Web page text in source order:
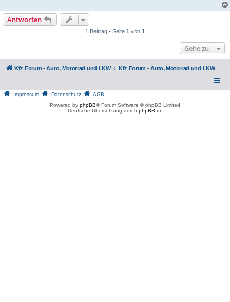
Antworten
1 Beitrag • Seite 1 von 1
Gehe zu
Kfz Forum - Auto, Motorrad und LKW Kfz Forum - Auto, Motorrad und LKW
Impressum Datenschutz
AGB
Powered by phpBB® Forum Software © phpBB Limited
Deutsche Übersetzung durch phpBB.de